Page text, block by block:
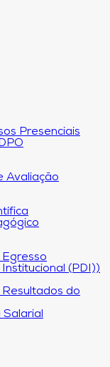
Presenciais
Avaliação
(PDI))
Resultados do
Salarial